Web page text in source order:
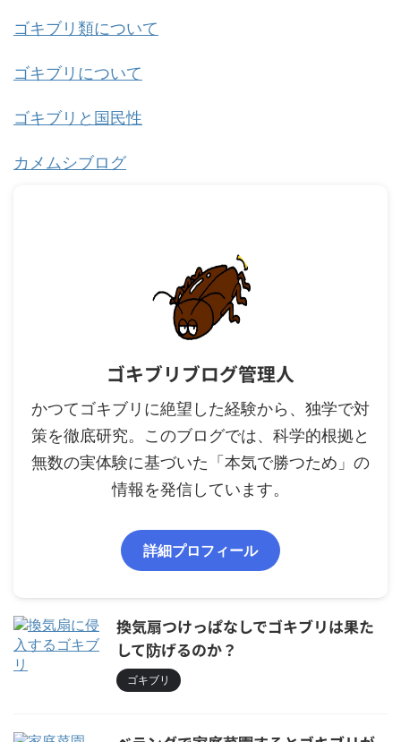
ゴキブリ類について
ゴキブリについて
ゴキブリと国民性
カメムシブログ
ゴキブリブログ管理人
かつてゴキブリに絶望した経験から、独学で対
策を徹底研究。このブログでは、科学的根拠と
無数の実体験に基づいた「本気で勝つため」の
情報を発信しています。
詳細プロフィール
換気扇つけっぱなしでゴキブリは果た
して防げるのか？
ゴキブリ